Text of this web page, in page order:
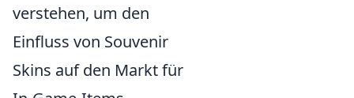
verstehen, um den
Einfluss von Souvenir
Skins auf den Markt für